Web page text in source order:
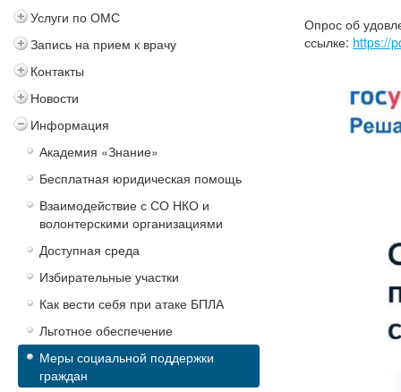
Услуги по ОМС
Запись на прием к врачу
Контакты
Новости
Информация
Академия «Знание»
Бесплатная юридическая помощь
Взаимодействие с СО НКО и
волонтерскими организациями
Доступная среда
Избирательные участки
Как вести себя при атаке БПЛА
Льготное обеспечение
Меры социальной поддержки
граждан
Опрос об
ссылке: https://